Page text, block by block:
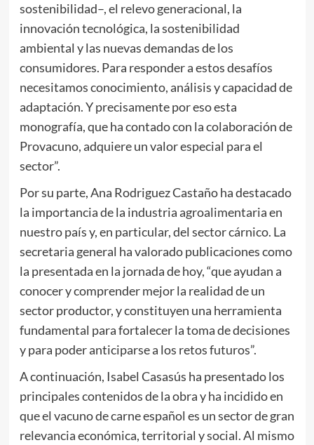
sostenibilidad–, el relevo generacional, la
innovación tecnológica, la sostenibilidad
ambiental y las nuevas demandas de los
consumidores. Para responder a estos desafíos
necesitamos conocimiento, análisis y capacidad de
adaptación. Y precisamente por eso esta
monografía, que ha contado con la colaboración de
Provacuno, adquiere un valor especial para el
sector”.
Por su parte, Ana Rodriguez Castaño ha destacado
la importancia de la industria agroalimentaria en
nuestro país y, en particular, del sector cárnico. La
secretaria general ha valorado publicaciones como
la presentada en la jornada de hoy, “que ayudan a
conocer y comprender mejor la realidad de un
sector productor, y constituyen una herramienta
fundamental para fortalecer la toma de decisiones
y para poder anticiparse a los retos futuros”.
A continuación, Isabel Casasús ha presentado los
principales contenidos de la obra y ha incidido en
que el vacuno de carne español es un sector de gran
relevancia económica, territorial y social. Al mismo